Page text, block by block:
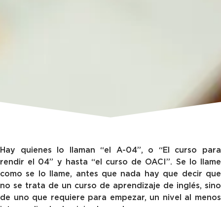
Hay quienes lo llaman “el A-04”, o “El curso para
rendir el 04” y hasta “el curso de OACI”. Se lo llame
como se lo llame, antes que nada hay que decir que
no se trata de un curso de aprendizaje de inglés, sino
de uno que requiere para empezar, un nivel al menos